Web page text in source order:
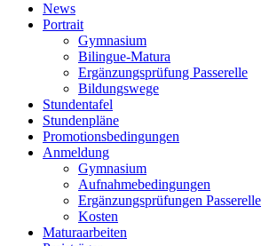
News
Portrait
Gymnasium
Bilingue-Matura
Ergänzungsprüfung Passerelle
Bildungswege
Stundentafel
Stundenpläne
Promotionsbedingungen
Anmeldung
Gymnasium
Aufnahmebedingungen
Ergänzungsprüfungen Passerelle
Kosten
Maturaarbeiten